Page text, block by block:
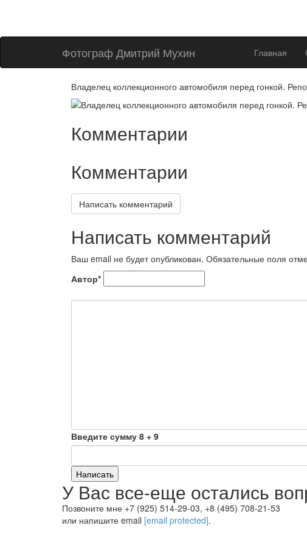
Фотограф Дмитрий Мухин Главная
Владелец коллекционного автомобиля перед гонкой.
Комментарии
Комментарии
Написать комментарий
Написать комментарий
Ваш email не будет опубликован. Обязательные поля
Автор*
Введите сумму 8 + 9
Написать
У Вас все-еще остались
Позвоните мне +7 (925) 514-29-03, +8 (495) 708-21-53
или напишите email [email protected].